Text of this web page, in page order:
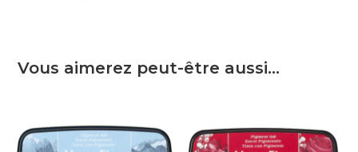
Vous aimerez peut-être aussi…